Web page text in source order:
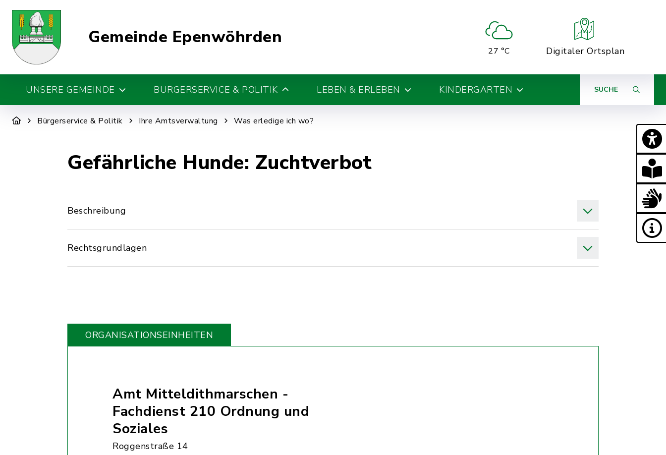
Gemeinde Epenwöhrden
27 °C Digitaler Ortsplan
UNSERE GEMEINDE BÜRGERSERVICE & POLITIK LEBEN & ERLEBEN KINDERGARTEN SUCHE
Bürgerservice & Politik Ihre Amtsverwaltung Was erledige ich wo?
Gefährliche Hunde: Zuchtverbot
Beschreibung
Rechtsgrundlagen
ORGANISATIONS­EINHEITEN
Amt Mitteldithmarschen -
Fachdienst 210 Ordnung und
Soziales
Roggenstraße 14